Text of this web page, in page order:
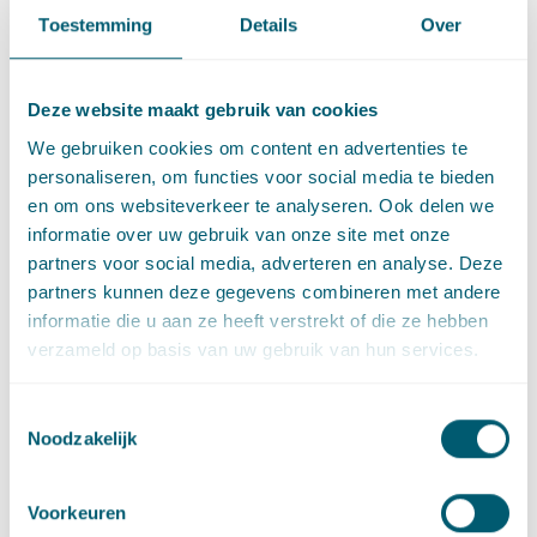
Toestemming Details Over
Deze website maakt gebruik van cookies
We gebruiken cookies om content en advertenties te
personaliseren, om functies voor social media te bieden
en om ons websiteverkeer te analyseren. Ook delen we
informatie over uw gebruik van onze site met onze
partners voor social media, adverteren en analyse. Deze
partners kunnen deze gegevens combineren met andere
informatie die u aan ze heeft verstrekt of die ze hebben
verzameld op basis van uw gebruik van hun services.
Noodzakelijk
Voorkeuren
optreden had moeten afzien.
vanwege financiële gevolgen
Dat een last onder dwangsom mogelijk verstrekkende of
ernstige financiële gevolgen heeft, maakt niet dat deze
onevenredig is in verhouding tot de belangen die het college
met handhaving dient. Deze vaste jurisprudentie bevestigde
de Afdeling recent nog in de eerder
aangehaaldeuitspraakvan 22 januari 2020 over de illegale
permanente bewoning van een recreatiewoning in Otterlo. In
recreatiewoning in Ommen ook het ontstaan van een
bijzondere omstandigheid is dat van handhavend optreden
had moeten worden afgezien. De bewoner voerde aan dat hij